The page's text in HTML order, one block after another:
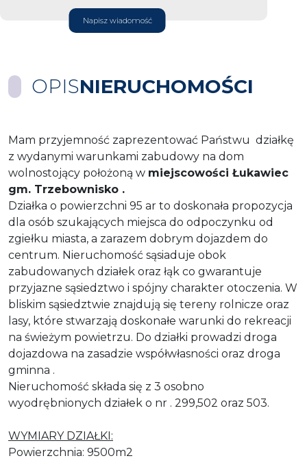
Napisz wiadomość
OPISNIERUCHOMOŚCI
Mam przyjemność zaprezentować Państwu działkę
z wydanymi warunkami zabudowy na dom
wolnostojący położoną w miejscowości Łukawiec
gm. Trzebownisko .
Działka o powierzchni 95 ar to doskonała propozycja
dla osób szukających miejsca do odpoczynku od
zgiełku miasta, a zarazem dobrym dojazdem do
centrum. Nieruchomość sąsiaduje obok
zabudowanych działek oraz łąk co gwarantuje
przyjazne sąsiedztwo i spójny charakter otoczenia. W
bliskim sąsiedztwie znajdują się tereny rolnicze oraz
lasy, które stwarzają doskonałe warunki do rekreacji
na świeżym powietrzu. Do działki prowadzi droga
dojazdowa na zasadzie współwłasności oraz droga
gminna .
Nieruchomość składa się z 3 osobno
wyodrębnionych działek o nr . 299,502 oraz 503.
WYMIARY DZIAŁKI:
Powierzchnia: 9500m2